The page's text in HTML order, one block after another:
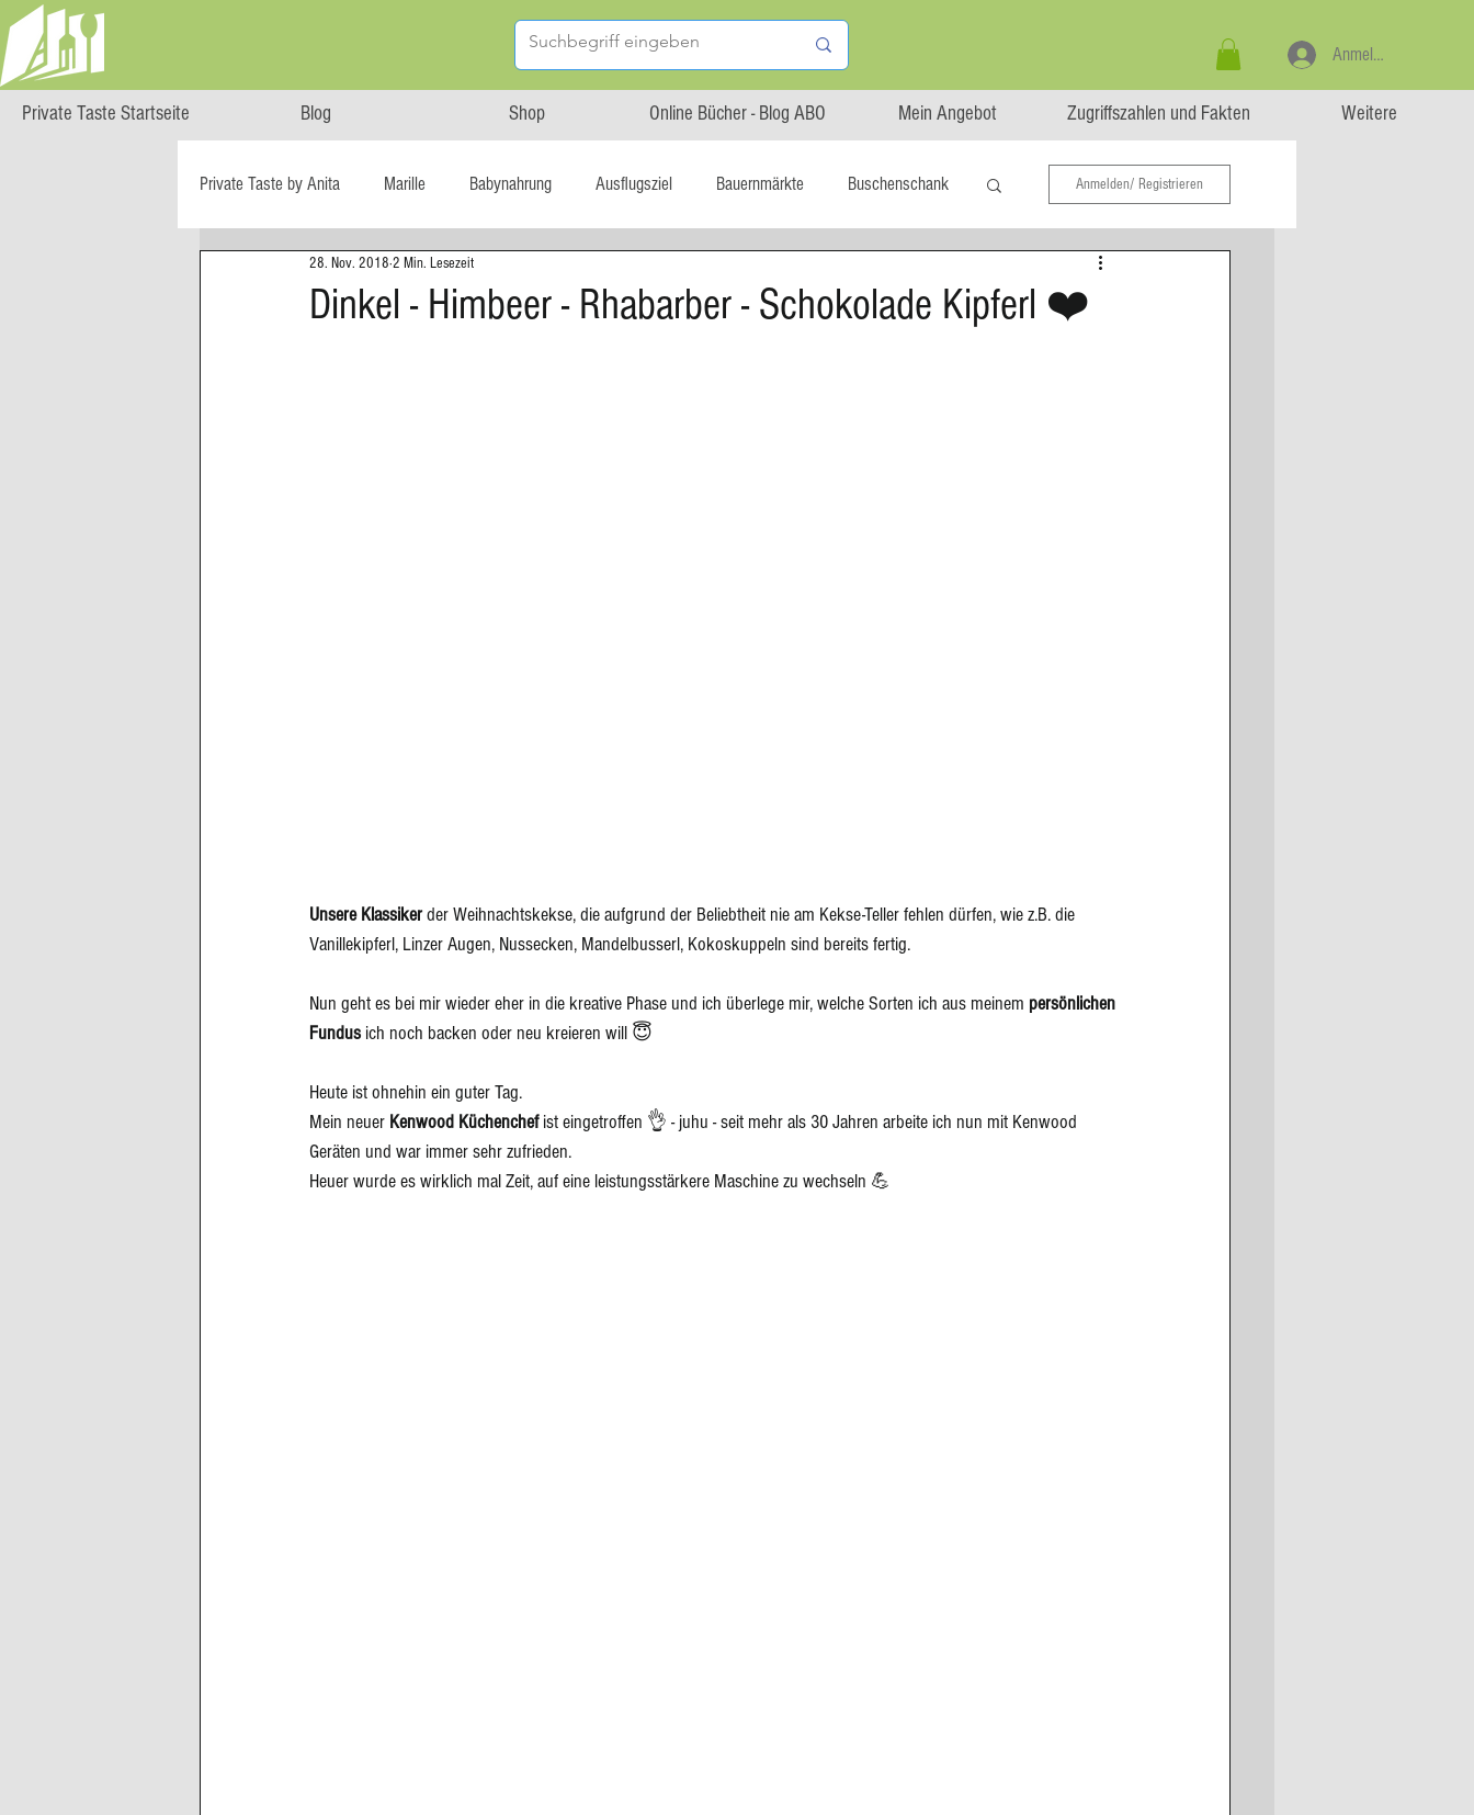
Private Taste Startseite Blog Shop Online Bücher - Blog ABO Mein Angebot Zugriffszahlen und Fakten Weitere
Anmelden
Private Taste by Anita Marille Babynahrung Ausflugsziel Bauernmärkte Buschenschank
Cooking Class HERZGENUSS
Anmelden/ Registrieren
Dinkel - Himbeer - Rhabarber - Schokolade Kipferl ❤️
28. Nov. 2018 2 Min. Lesezeit
Unsere Klassiker der Weihnachtskekse, die aufgrund der Beliebtheit nie am Kekse-Teller fehlen dürfen, wie z.B. die
Vanillekipferl, Linzer Augen, Nussecken, Mandelbusserl, Kokoskuppeln sind bereits fertig.
Nun geht es bei mir wieder eher in die kreative Phase und ich überlege mir, welche Sorten ich aus meinem persönlichen
Fundus ich noch backen oder neu kreieren will 😇
Heute ist ohnehin ein guter Tag.
Mein neuer Kenwood Küchenchef ist eingetroffen 👌 - juhu - seit mehr als 30 Jahren arbeite ich nun mit Kenwood
Geräten und war immer sehr zufrieden.
Heuer wurde es wirklich mal Zeit, auf eine leistungsstärkere Maschine zu wechseln 💪